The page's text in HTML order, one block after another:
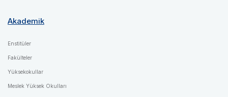
Akademik
Enstitüler
Fakülteler
Yüksekokullar
Meslek Yüksek Okulları